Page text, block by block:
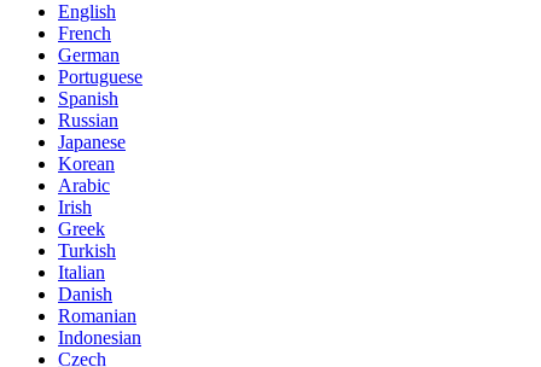
English
French
German
Portuguese
Spanish
Russian
Japanese
Korean
Arabic
Irish
Greek
Turkish
Italian
Danish
Romanian
Indonesian
Czech